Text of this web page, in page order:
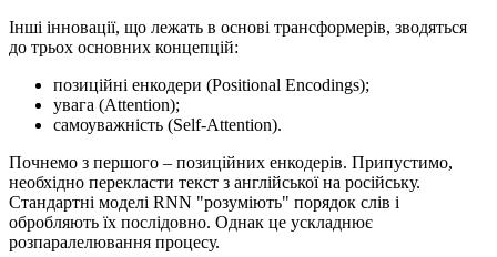
Інші інновації, що лежать в основі трансформерів, зводяться
до трьох основних концепцій:
позиційні енкодери (Positional Encodings);
увага (Attention);
самоуважність (Self-Attention).
Почнемо з першого – позиційних енкодерів. Припустимо,
необхідно перекласти текст з англійської на російську.
Стандартні моделі RNN "розуміють" порядок слів і
обробляють їх послідовно. Однак це ускладнює
розпаралелювання процесу.